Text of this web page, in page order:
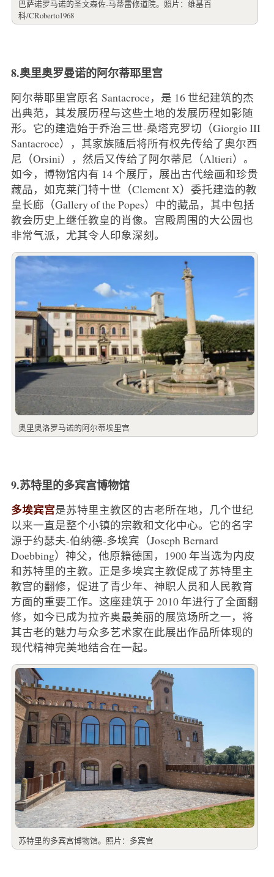
巴萨诺罗马诺的圣文森佐-马蒂雷修道院。照片：维基百
科/CRoberto1968
8.奥里奥罗曼诺的阿尔蒂耶里宫
阿尔蒂耶里宫原名 Santacroce，是 16 世纪建筑的杰
出典范，其发展历程与这些土地的发展历程如影随
形。它的建造始于乔治三世-桑塔克罗切（Giorgio III
Santacroce），其家族随后将所有权先传给了奥尔西
尼（Orsini），然后又传给了阿尔蒂尼（Altieri）。
如今，博物馆内有 14 个展厅，展出古代绘画和珍贵
藏品，如克莱门特十世（Clement X）委托建造的教
皇长廊（Gallery of the Popes）中的藏品，其中包括
教会历史上继任教皇的肖像。宫殿周围的大公园也
非常气派，尤其令人印象深刻。
奥里奥洛罗马诺的阿尔蒂埃里宫
9.苏特里的多宾宫博物馆
多埃宾宫是苏特里主教区的古老所在地，几个世纪
以来一直是整个小镇的宗教和文化中心。它的名字
源于约瑟夫-伯纳德-多埃宾（Joseph Bernard
Doebbing）神父，他原籍德国，1900 年当选为内皮
和苏特里的主教。正是多埃宾主教促成了苏特里主
教宫的翻修，促进了青少年、神职人员和人民教育
方面的重要工作。这座建筑于 2010 年进行了全面翻
修，如今已成为拉齐奥最美丽的展览场所之一，将
其古老的魅力与众多艺术家在此展出作品所体现的
现代精神完美地结合在一起。
苏特里的多宾宫博物馆。照片：多宾宫